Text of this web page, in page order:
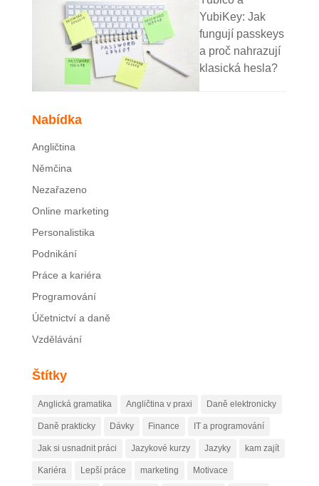
YubiKey: Jak
fungují passkeys
a proč nahrazují
klasická hesla?
Nabídka
Angličtina
Němčina
Nezařazeno
Online marketing
Personalistika
Podnikání
Práce a kariéra
Programování
Účetnictví a daně
Vzdělávání
Štítky
Anglická gramatika Angličtina v praxi Daně elektronicky
Daně prakticky Dávky Finance IT a programování
Jak si usnadnit práci Jazykové kurzy Jazyky kam zajít
Kariéra Lepší práce marketing Motivace